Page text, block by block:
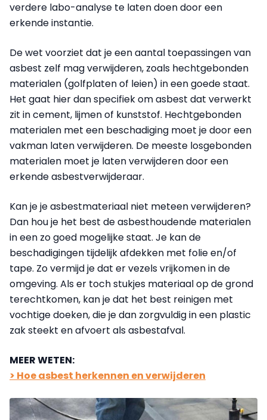
verdere labo-analyse te laten doen door een
erkende instantie.
De wet voorziet dat je een aantal toepassingen van
asbest zelf mag verwijderen, zoals hechtgebonden
materialen (golfplaten of leien) in een goede staat.
Het gaat hier dan specifiek om asbest dat verwerkt
zit in cement, lijmen of kunststof. Hechtgebonden
materialen met een beschadiging moet je door een
vakman laten verwijderen. De meeste losgebonden
materialen moet je laten verwijderen door een
erkende asbestverwijderaar.
Kan je je asbestmateriaal niet meteen verwijderen?
Dan hou je het best de asbesthoudende materialen
in een zo goed mogelijke staat. Je kan de
beschadigingen tijdelijk afdekken met folie en/of
tape. Zo vermijd je dat er vezels vrijkomen in de
omgeving. Als er toch stukjes materiaal op de grond
terechtkomen, kan je dat het best reinigen met
vochtige doeken, die je dan zorgvuldig in een plastic
zak steekt en afvoert als asbestafval.
MEER WETEN:
> Hoe asbest herkennen en verwijderen